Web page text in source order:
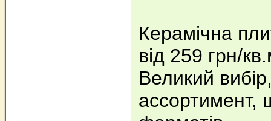
Керамічна
від 259 грн/
Великий
ассортимент,